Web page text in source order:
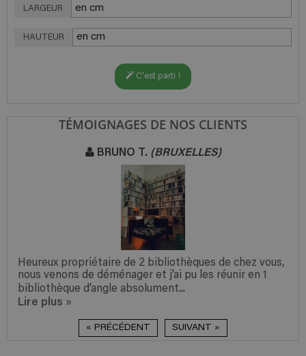
LARGEUR
HAUTEUR
C'est parti !
TÉMOIGNAGES DE NOS CLIENTS
BRUNO T. (BRUXELLES)
Heureux propriétaire de 2 bibliothèques de chez vous,
nous venons de déménager et j’ai pu les réunir en 1
bibliothèque d’angle absolument...
Lire plus »
« PRÉCÉDENT SUIVANT »